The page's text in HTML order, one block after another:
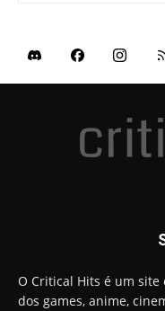
O Critical Hits é um
dos games, anime,